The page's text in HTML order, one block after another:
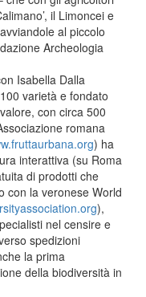
il Limoncei e
al piccolo
Archeologia
Isabella Dalla
varietà e fondato
con circa 500
romana
) ha
interattiva (su Roma
di prodotti che
con la veronese World
),
nel censire e
spedizioni
la prima
della biodiversità in